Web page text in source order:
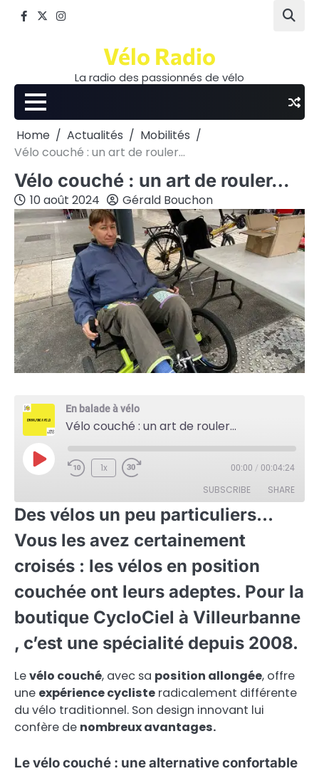
Facebook
TwitterInstagram
Vélo Radio
La radio des passionnés de vélo
Home Actualités
Mobilités
Vélo couché : un art de rouler…
Vélo couché : un art de rouler…
10 août 2024 Gérald Bouchon
En balade à vélo
Vélo couché : un art de rouler...
Play
1x 00:00 / 00:04:24
SUBSCRIBE SHARE
RSS FEED
SHARE
LINK
EMBED
Des vélos un peu particuliers…
Vous les avez certainement
croisés : les vélos en position
couchée ont leurs adeptes. Pour la
boutique CycloCiel à Villeurbanne
, c’est une spécialité depuis 2008.
Levélo couché, avec sa position allongée, offre
une expérience cycliste radicalement différente
du vélo traditionnel. Son design innovant lui
confère de nombreux avantages.
Le vélo couché : une alternative confortable